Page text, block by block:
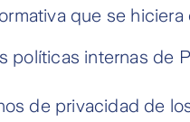
que se
políticas internas de
de privacidad de